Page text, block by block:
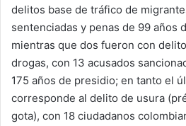
delitos base de tráfico de
sentenciadas y penas de 99 años
mientras que dos fueron con
drogas, con 13 acusados
175 años de presidio; en tanto el
corresponde al delito de usura
gota), con 18 ciudadanos